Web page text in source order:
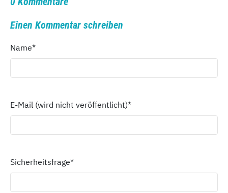
Einen Kommentar schreiben
Name*
E-Mail (wird nicht veröffentlicht)*
Sicherheitsfrage*